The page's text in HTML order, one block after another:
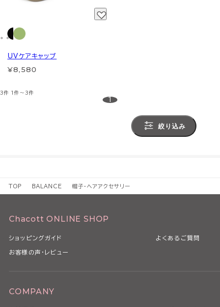
UVケアキャップ
¥8,580
3件 1件～3件
1
絞り込み
TOP BALANCE 帽子・ヘアアクセサリー
Chacott ONLINE SHOP
ショッピングガイド よくあるご質問
お客様の声・レビュー
COMPANY